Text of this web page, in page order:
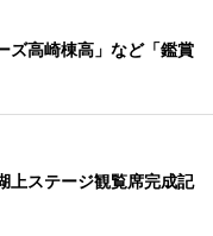
ズ高崎棟高」など「鑑賞
上ステージ観覧席完成記